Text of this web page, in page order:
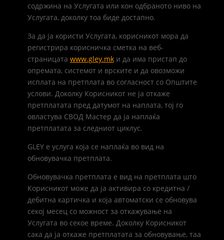
содржина на Услугата или кон одбраното ниво на
Услугата, доколку тоа биде достапно.
За да ја користи Услугата, корисникот мора да
регистрира корисничка сметка на веб-
страницата www.gley.mkи да има пристап до
опремата, системот и врските и да овозможи
исплата на претплата во согласност со Општите
услови. Доколку Корисникот не ја откаже
претплатата пред датумот на наплата, тој го
овластува СВОД Мастер да ја наплаќа
претплатата за следниот циклус.
GLEY е услуга која се наплаќа во вид на
обновувачка претплата.
Обновувачка претплата е вид на претплата што
Корисникот може да ја активира со кредитна /
дебитна картичка и која автоматски се обновува
секој месец со можност за откажување на
Услугата во секое време. Доколку Корисникот
сака да ја откаже претплатата за обновување, таа